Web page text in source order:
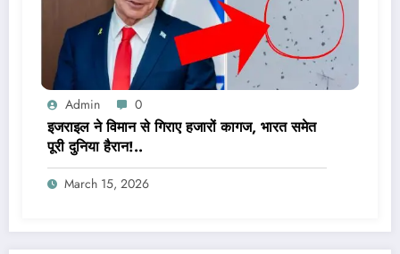
Admin 0
इजराइल ने विमान से गिराए हजारों कागज, भारत समेत
पूरी दुनिया हैरान!..
March 15, 2026